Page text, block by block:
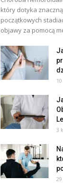
który dotyka
początkowych
objawy za pomocą
3